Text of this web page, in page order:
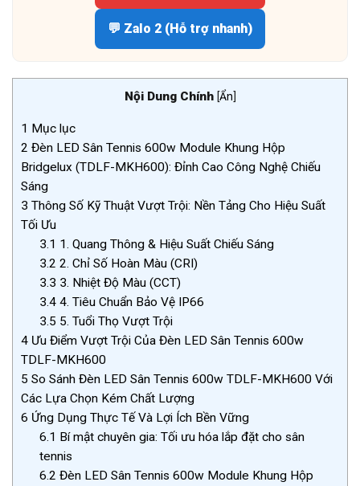
💬 Zalo 2 (Hỗ trợ nhanh)
Nội Dung Chính [Ẩn]
1 Mục lục
2 Đèn LED Sân Tennis 600w Module Khung Hộp
Bridgelux (TDLF-MKH600): Đỉnh Cao Công Nghệ Chiếu
Sáng
3 Thông Số Kỹ Thuật Vượt Trội: Nền Tảng Cho Hiệu Suất
Tối Ưu
3.1 1. Quang Thông & Hiệu Suất Chiếu Sáng
3.2 2. Chỉ Số Hoàn Màu (CRI)
3.3 3. Nhiệt Độ Màu (CCT)
3.4 4. Tiêu Chuẩn Bảo Vệ IP66
3.5 5. Tuổi Thọ Vượt Trội
4 Ưu Điểm Vượt Trội Của Đèn LED Sân Tennis 600w
TDLF-MKH600
5 So Sánh Đèn LED Sân Tennis 600w TDLF-MKH600 Với
Các Lựa Chọn Kém Chất Lượng
6 Ứng Dụng Thực Tế Và Lợi Ích Bền Vững
6.1 Bí mật chuyên gia: Tối ưu hóa lắp đặt cho sân
tennis
6.2 Đèn LED Sân Tennis 600w Module Khung Hộp